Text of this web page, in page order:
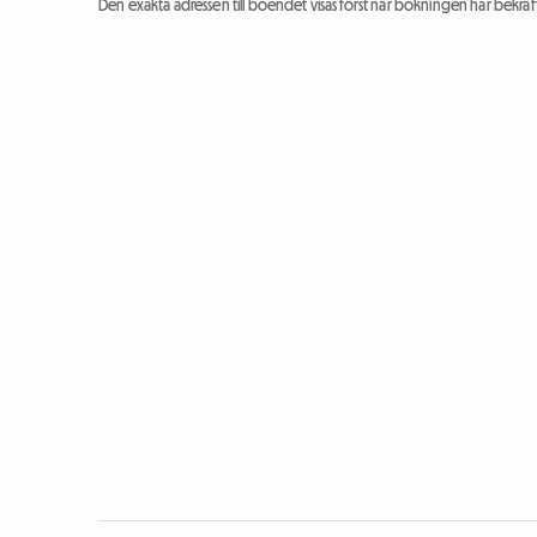
Den exakta adressen till boendet visas först när bokningen har